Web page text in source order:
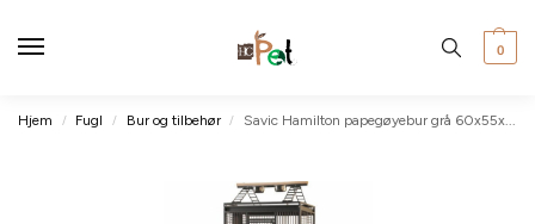
0
Hjem / Fugl / Bur og tilbehør / Savic Hamilton papegøyebur grå 60x55x158cm